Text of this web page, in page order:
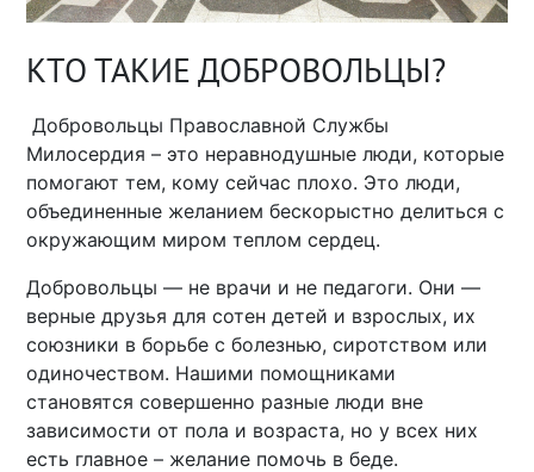
КТО ТАКИЕ ДОБРОВОЛЬЦЫ?
Добровольцы Православной Службы
Милосердия – это неравнодушные люди, которые
помогают тем, кому сейчас плохо. Это люди,
объединенные желанием бескорыстно делиться с
окружающим миром теплом сердец.
Добровольцы — не врачи и не педагоги. Они —
верные друзья для сотен детей и взрослых, их
союзники в борьбе с болезнью, сиротством или
одиночеством. Нашими помощниками
становятся совершенно разные люди вне
зависимости от пола и возраста, но у всех них
есть главное – желание помочь в беде.